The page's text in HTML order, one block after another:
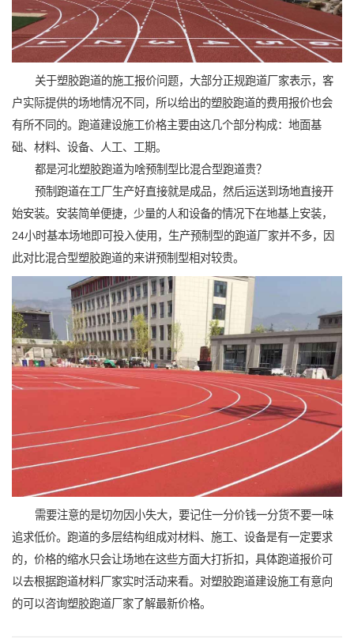
关于塑胶跑道的施工报价问题，大部分正规跑道厂家表示，客
户实际提供的场地情况不同，所以给出的塑胶跑道的费用报价也会
有所不同的。跑道建设施工价格主要由这几个部分构成：地面基
础、材料、设备、人工、工期。
都是河北塑胶跑道为啥预制型比混合型跑道贵？
预制跑道在工厂生产好直接就是成品，然后运送到场地直接开
始安装。安装简单便捷，少量的人和设备的情况下在地基上安装，
24小时基本场地即可投入使用，生产预制型的跑道厂家并不多，因
此对比混合型塑胶跑道的来讲预制型相对较贵。
需要注意的是切勿因小失大，要记住一分价钱一分货不要一味
追求低价。跑道的多层结构组成对材料、施工、设备是有一定要求
的，价格的缩水只会让场地在这些方面大打折扣，具体跑道报价可
以去根据跑道材料厂家实时活动来看。对塑胶跑道建设施工有意向
的可以咨询塑胶跑道厂家了解最新价格。